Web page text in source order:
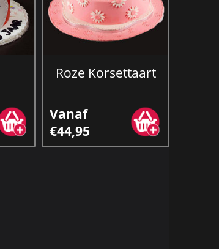
Roze Korsettaart
Vanaf
€44,95